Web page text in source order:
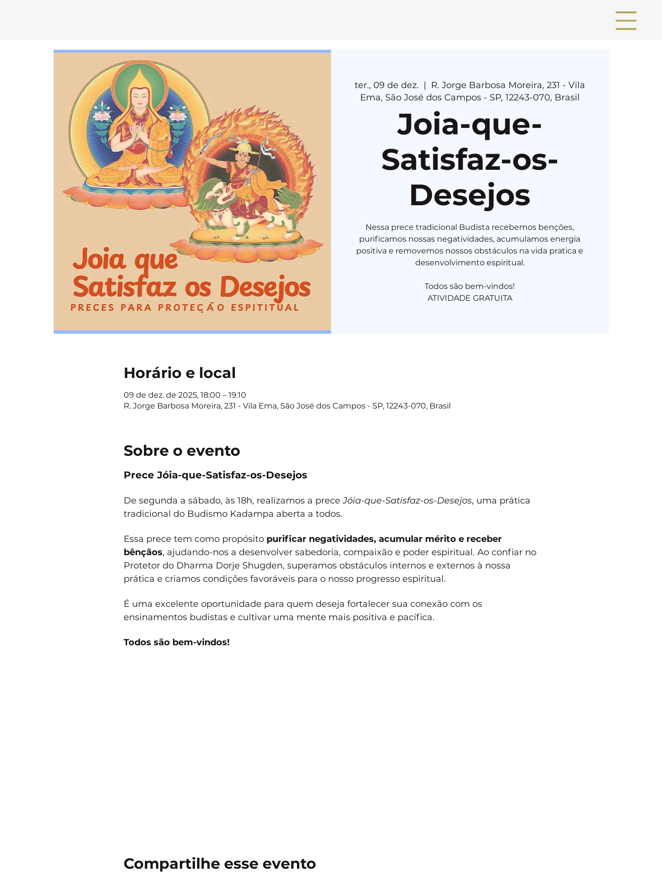
CENTRO
KA DAMPA ter., 09 de dez.
  |
R. Jorge Barbosa Moreira, 231 - Vila
Ema, São José dos Campos - SP, 12243-070, Brasil
Joia-que-
Satisfaz-os-
Desejos
Nessa prece tradicional Budista recebemos benções,
purificamos nossas negatividades, acumulamos energia
positiva e removemos nossos obstáculos na vida pratica e
desenvolvimento espiritual.
Todos são bem-vindos!
ATIVIDADE GRATUITA
Horário e local
09 de dez. de 2025, 18:00 – 19:10
R. Jorge Barbosa Moreira, 231 - Vila Ema, São José dos Campos - SP, 12243-070, Brasil
Sobre o evento
Prece Jóia-que-Satisfaz-os-Desejos
De segunda a sábado, às 18h, realizamos a prece Jóia-que-Satisfaz-os-Desejos, uma prática
tradicional do Budismo Kadampa aberta a todos.
Essa prece tem como propósito purificar negatividades, acumular mérito e receber
bênçãos, ajudando-nos a desenvolver sabedoria, compaixão e poder espiritual. Ao confiar no
Protetor do Dharma Dorje Shugden, superamos obstáculos internos e externos à nossa
prática e criamos condições favoráveis para o nosso progresso espiritual.
É uma excelente oportunidade para quem deseja fortalecer sua conexão com os
ensinamentos budistas e cultivar uma mente mais positiva e pacífica.
Todos são bem-vindos!
Compartilhe esse evento